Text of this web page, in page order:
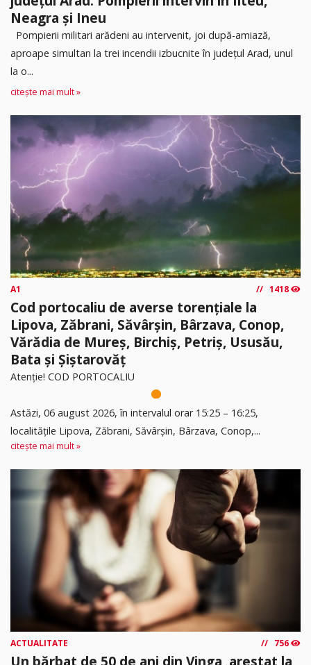
Neagra și Ineu
Pompierii militari arădeni au intervenit, joi după-amiază,
aproape simultan la trei incendii izbucnite în județul Arad, unul
la o...
citește mai mult »
A1 1418
Cod portocaliu de averse torențiale la
Lipova, Zăbrani, Săvârșin, Bârzava, Conop,
Vărădia de Mureș, Birchiș, Petriș, Ususău,
Bata și Șiștarovăț
Atenție! COD PORTOCALIU
Astăzi, 06 august 2026, în intervalul orar 15:25 – 16:25,
localitățile Lipova, Zăbrani, Săvârșin, Bârzava, Conop,...
citește mai mult »
ACTUALITATE 756
Un bărbat de 50 de ani din Vinga, arestat la